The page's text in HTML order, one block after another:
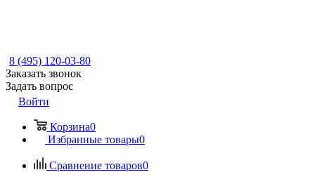
8 (495) 120-03-80
Заказать звонок
Задать вопрос
Войти
Корзина0
Избранные товары0
Сравнение товаров0